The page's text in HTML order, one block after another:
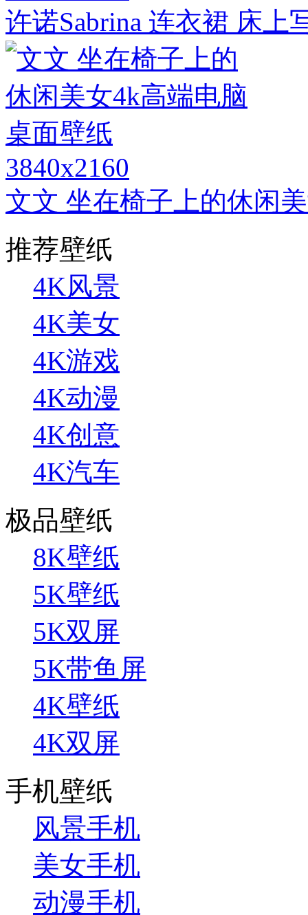
许诺Sabrina 连衣裙 床上
3840x2160
文文 坐在椅子上的休闲
推荐壁纸
4K风景
4K美女
4K游戏
4K动漫
4K创意
4K汽车
极品壁纸
8K壁纸
5K壁纸
5K双屏
5K带鱼屏
4K壁纸
4K双屏
手机壁纸
风景手机
美女手机
动漫手机